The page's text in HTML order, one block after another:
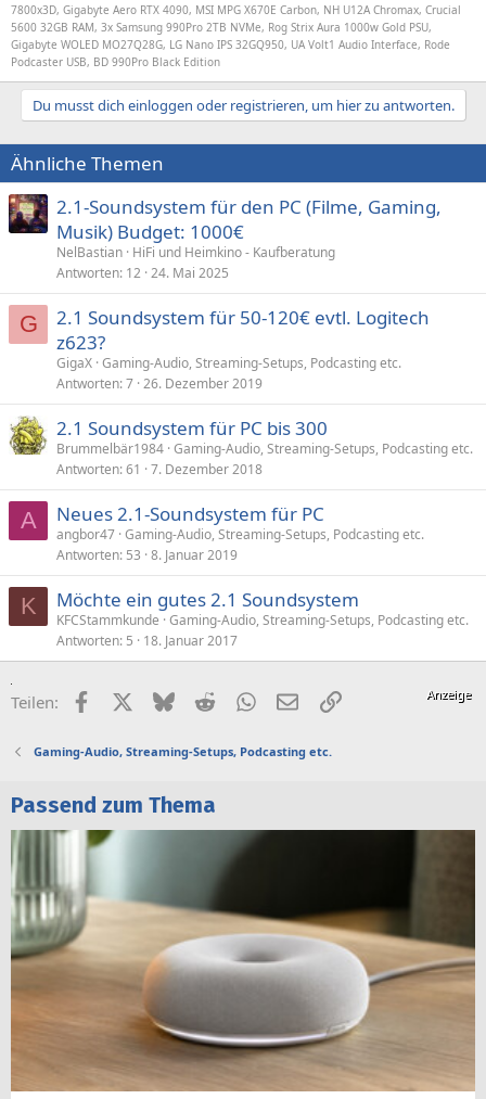
7800x3D, Gigabyte Aero RTX 4090, MSI MPG X670E Carbon, NH U12A Chromax, Crucial
5600 32GB RAM, 3x Samsung 990Pro 2TB NVMe, Rog Strix Aura 1000w Gold PSU,
Gigabyte WOLED MO27Q28G, LG Nano IPS 32GQ950, UA Volt1 Audio Interface, Rode
Podcaster USB, BD 990Pro Black Edition
Du musst dich einloggen oder registrieren, um hier zu antworten.
Ähnliche Themen
2.1-Soundsystem für den PC (Filme, Gaming,
Musik) Budget: 1000€
NelBastian HiFi und Heimkino - Kaufberatung
Antworten 12 24. Mai 2025
G
2.1 Soundsystem für 50-120€ evtl. Logitech
z623?
GigaX Gaming-Audio, Streaming-Setups, Podcasting etc.
Antworten 7 26. Dezember 2019
2.1 Soundsystem für PC bis 300
Brummelbär1984 Gaming-Audio, Streaming-Setups, Podcasting etc.
Antworten 61 7. Dezember 2018
A Neues 2.1-Soundsystem für PC
angbor47 Gaming-Audio, Streaming-Setups, Podcasting etc.
Antworten 53 8. Januar 2019
K Möchte ein gutes 2.1 Soundsystem
KFCStammkunde Gaming-Audio, Streaming-Setups, Podcasting etc.
Antworten 5 18. Januar 2017
Teilen: FacebookX (Twitter)
BlueskyRedditWhatsApp
E-MailLink
Gaming-Audio, Streaming-Setups, Podcasting etc.
Passend zum Thema